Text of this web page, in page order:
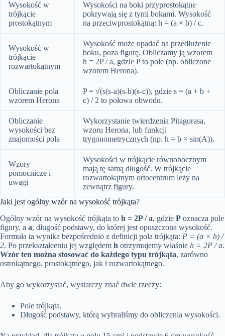
Wysokość w
trójkącie
prostokątnym
Wysokości na boki przyprostokątne
pokrywają się z tymi bokami. Wysokość
na przeciwprostokątną: h = (a × b) / c.
Wysokość w
trójkącie
rozwartokątnym
Wysokość może opadać na przedłużenie
boku, poza figurę. Obliczamy ją wzorem
h = 2P / a, gdzie P to pole (np. obliczone
wzorem Herona).
Obliczanie pola
wzorem Herona
P = √(s(s-a)(s-b)(s-c)), gdzie s = (a + b +
c) / 2 to połowa obwodu.
Obliczanie
wysokości bez
znajomości pola
Wykorzystanie twierdzenia Pitagorasa,
wzoru Herona, lub funkcji
trygonometrycznych (np. h = b × sin(A)).
Wzory
pomocnicze i
uwagi
Wysokości w trójkącie równobocznym
mają tę samą długość. W trójkącie
rozwartokątnym ortocentrum leży na
zewnątrz figury.
Jaki jest ogólny wzór na wysokość trójkąta?
Ogólny wzór na wysokość trójkąta to h = 2P / a, gdzie P oznacza pole
figury, a a, długość podstawy, do której jest opuszczona wysokość.
Formuła ta wynika bezpośrednio z definicji pola trójkąta: P = (a × h) /
2. Po przekształceniu jej względem h otrzymujemy właśnie h = 2P / a.
Wzór ten można stosować do każdego typu trójkąta, zarówno
ostrokątnego, prostokątnego, jak i rozwartokątnego.
Aby go wykorzystać, wystarczy znać dwie rzeczy:
Pole trójkąta,
Długość podstawy, którą wybraliśmy do obliczenia wysokości.